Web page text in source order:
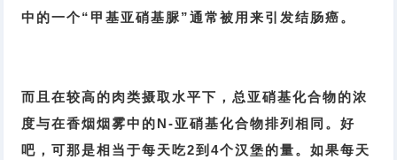
中的一个“甲基亚硝基脲”通常被用来引发结肠癌。
而且在较高的肉类摄取水平下，总亚硝基化合物的浓
度与在香烟烟雾中的N-亚硝基化合物排列相同。好
吧，可那是相当于每天吃2到4个汉堡的量。如果每天